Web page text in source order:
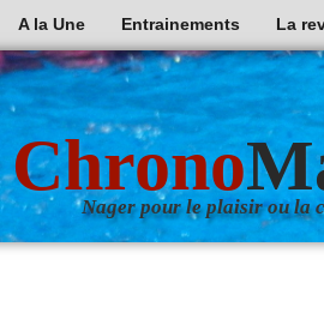
A la Une Entrainements La
Chrono
Nager pour le plaisir ou la